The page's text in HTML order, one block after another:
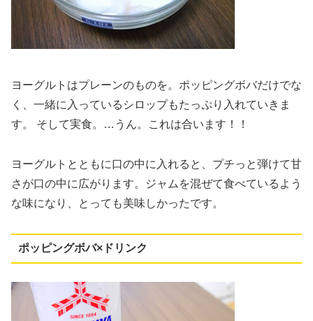
ヨーグルトはプレーンのものを。ポッピングボバだけでな
く、一緒に入っているシロップもたっぷり入れていきま
す。 そして実食。…うん。これは合います！！
ヨーグルトとともに口の中に入れると、プチっと弾けて甘
さが口の中に広がります。ジャムを混ぜて食べているよう
な味になり、とっても美味しかったです。
ポッピングボバ×ドリンク